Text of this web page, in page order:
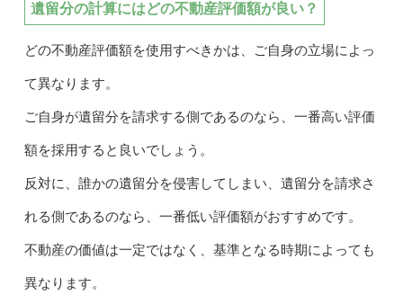
遺留分の計算にはどの不動産評価額が良い？
どの不動産評価額を使用すべきかは、ご自身の立場によっ
て異なります。
ご自身が遺留分を請求する側であるのなら、一番高い評価
額を採用すると良いでしょう。
反対に、誰かの遺留分を侵害してしまい、遺留分を請求さ
れる側であるのなら、一番低い評価額がおすすめです。
不動産の価値は一定ではなく、基準となる時期によっても
異なります。